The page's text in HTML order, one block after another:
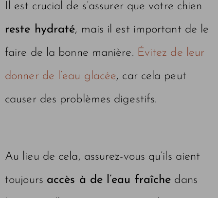
Il est crucial de s’assurer que votre chien
reste hydraté, mais il est important de le
faire de la bonne manière. Évitez de leur
donner de l’eau glacée, car cela peut
causer des problèmes digestifs.
Au lieu de cela, assurez-vous qu’ils aient
toujours accès à de l’eau fraîche dans